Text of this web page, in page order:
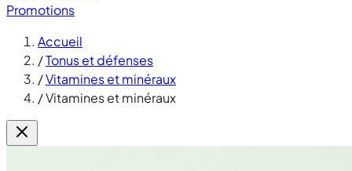
Promotions
Accueil
/Tonus et défenses
/Vitamines et minéraux
/Vitamines et minéraux